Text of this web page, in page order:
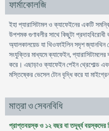
ফার্মাকোলজি
ইহা প্যারাসিটামল ও ক্যাফেইনের একটি
উপশমক গুণাবলীর সাথে কিছুটা
অ্যালকালয়েড যা থিওফাইলিন সদৃশ
সংযুক্তির মাধ্যমে ক্যাফেইন,
করে। এছাড়াও ক্যাফেইন পেইন থ্রেশোল্ড
মস্তিষ্কের ভেসেল টোন বৃদ্ধি করে যা
মাত্রা ও সেবনবিধি
প্রাপ্তবয়স্ক ও ১২ বছর বা তদূর্ধ্ব বয়স্কদের